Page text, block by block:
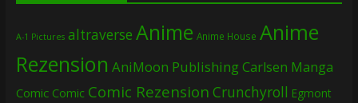
A-1 Pictures altraverse Anime Anime House Anime
Rezension AniMoon PublishingCarlsen Manga
Comic Comic Comic Rezension Crunchyroll Egmont